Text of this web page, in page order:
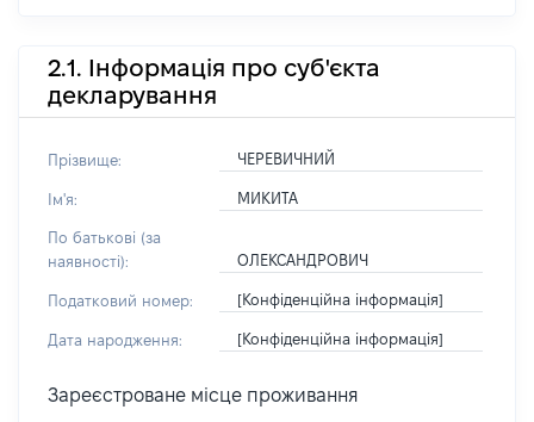
2.1. Інформація про суб'єкта
декларування
Прізвище: ЧЕРЕВИЧНИЙ
Ім'я: МИКИТА
По батькові (за
наявності):
ОЛЕКСАНДРОВИЧ
Податковий номер: [Конфіденційна інформація]
Дата народження: [Конфіденційна інформація]
Зареєстроване місце проживання